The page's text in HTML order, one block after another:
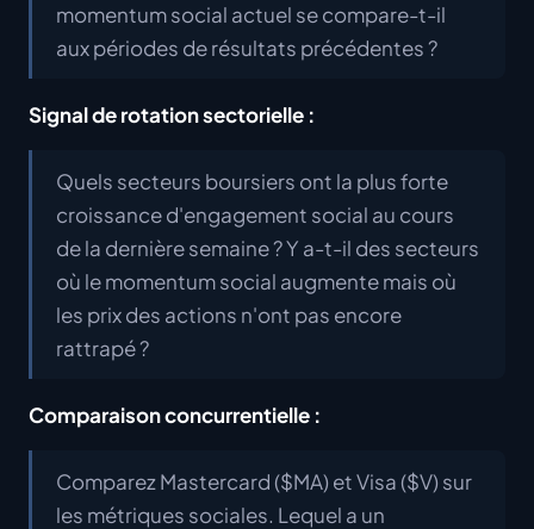
momentum social actuel se compare-t-il
aux périodes de résultats précédentes ?
Signal de rotation sectorielle :
Quels secteurs boursiers ont la plus forte
croissance d'engagement social au cours
de la dernière semaine ? Y a-t-il des secteurs
où le momentum social augmente mais où
les prix des actions n'ont pas encore
rattrapé ?
Comparaison concurrentielle :
Comparez Mastercard ($MA) et Visa ($V) sur
les métriques sociales. Lequel a un